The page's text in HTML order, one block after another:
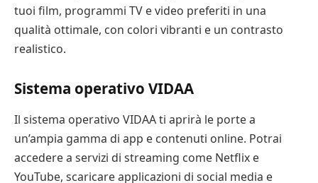
tuoi film, programmi TV e video preferiti in una
qualità ottimale, con colori vibranti e un contrasto
realistico.
Sistema operativo VIDAA
Il sistema operativo VIDAA ti aprirà le porte a
un’ampia gamma di app e contenuti online. Potrai
accedere a servizi di streaming come Netflix e
YouTube, scaricare applicazioni di social media e